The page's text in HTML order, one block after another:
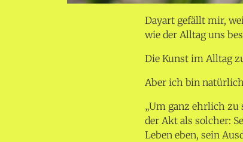
Dayart gefällt mir,
wie der Alltag uns
Die Kunst im Alltag
Aber ich bin
„Um ganz ehrlich zu
der Akt als solcher:
Leben eben, sein